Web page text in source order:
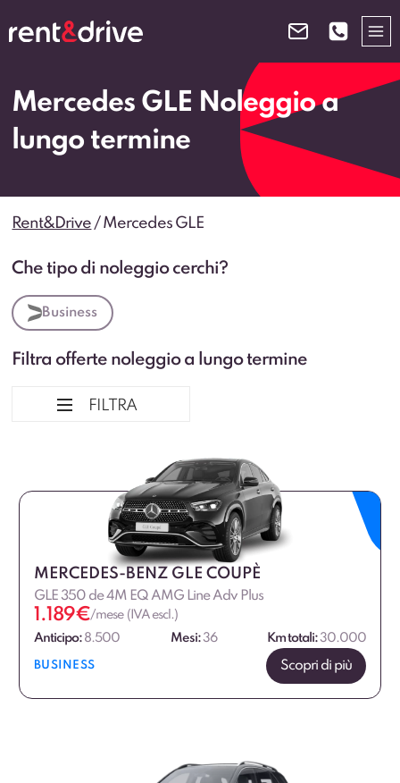
al
Mercedes GLE Noleggio a
lungo termine
Rent&Drive /Mercedes GLE
Che tipo di noleggio cerchi?
Business
Filtra offerte noleggio a lungo termine
FILTRA
Tipologia veicolo
Alimentazione
Fascia di prezzo
€
MERCEDES-BENZ GLE COUPÈ
GLE 350 de 4M EQ AMG Line Adv Plus
1.189€/mese (IVA escl.)
Anticipo:8.500 Mesi:36 Km totali:30.000
BUSINESS Scopri di più